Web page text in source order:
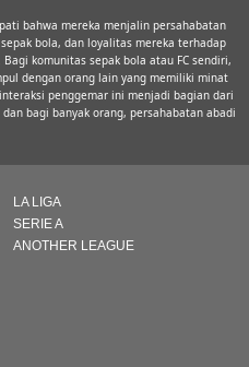
bahwa mereka menjalin persahabatan
bola, dan loyalitas mereka terhadap
komunitas sepak bola atau FC sendiri,
dengan orang lain yang memiliki minat
penggemar ini menjadi bagian dari
bagi banyak orang, persahabatan abadi
LA LIGA
SERIE A
ANOTHER LEAGUE